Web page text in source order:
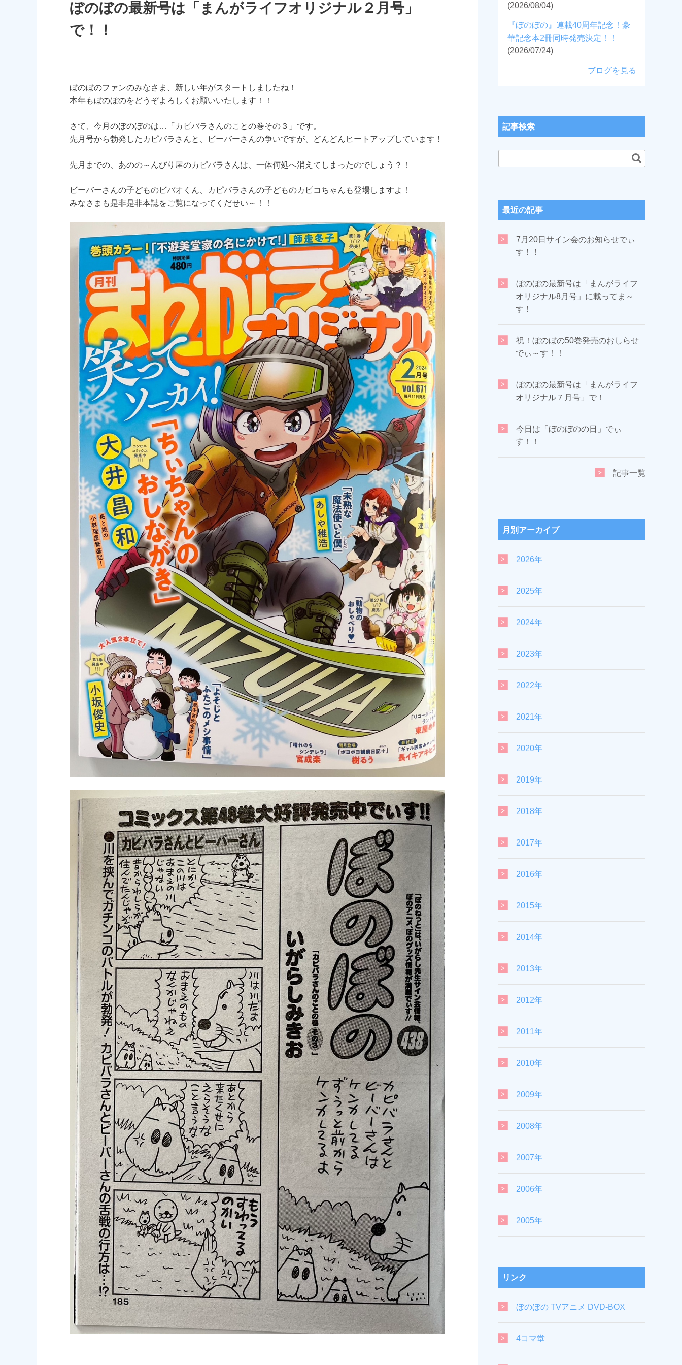
ぼのぼの最新号は「まんがライフオリジナル２月号」
で！！
ぼのぼのファンのみなさま、新しい年がスタートしましたね！
本年もぼのぼのをどうぞよろしくお願いいたします！！
さて、今月のぼのぼのは…「カピバラさんのことの巻その３」です。
先月号から勃発したカピバラさんと、ビーバーさんの争いですが、どんどんヒートアップしています！
先月までの、あのの～んびり屋のカピバラさんは、一体何処へ消えてしまったのでしょう？！
ビーバーさんの子どものビバオくん、カピバラさんの子どものカピコちゃんも登場しますよ！
みなさまも是非是非本誌をご覧になってくだせい～！！
(2026/08/04)
『ぼのぼの』連載40周年記念！豪
華記念本2冊同時発売決定！！
(2026/07/24)
ブログを見る
記事検索
最近の記事
7月20日サイン会のお知らせでぃ
す！！
ぼのぼの最新号は「まんがライフ
オリジナル8月号」に載ってま～
す！
祝！ぼのぼの50巻発売のおしらせ
でぃ～す！！
ぼのぼの最新号は「まんがライフ
オリジナル７月号」で！
今日は「ぼのぼのの日」でぃ
す！！
記事一覧
月別アーカイブ
2026年
2025年
2024年
2023年
2022年
2021年
2020年
2019年
2018年
2017年
2016年
2015年
2014年
2013年
2012年
2011年
2010年
2009年
2008年
2007年
2006年
2005年
リンク
ぼのぼの TVアニメ DVD-BOX
4コマ堂